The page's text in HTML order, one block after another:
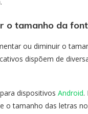
o tamanho da
ou diminuir o
dispõem de
dispositivos Android.
tamanho das letras